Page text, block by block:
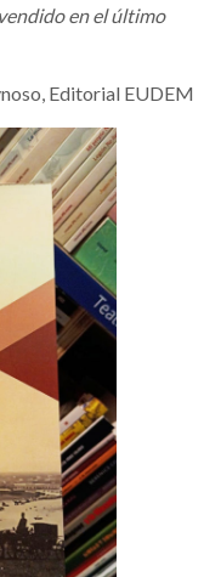
en el último
Editorial EUDEM